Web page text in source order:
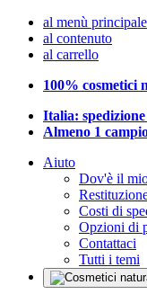
al menù principale
al contenuto
al carrello
100% cosmetici
Italia:
Almeno 1
Aiuto
Dov'è il
Costi di
Opzioni di
Contattaci
Tutti i temi